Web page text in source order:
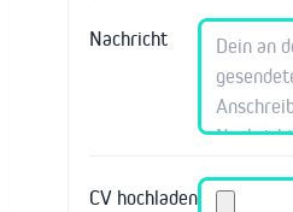
Nachricht
CV hochladen